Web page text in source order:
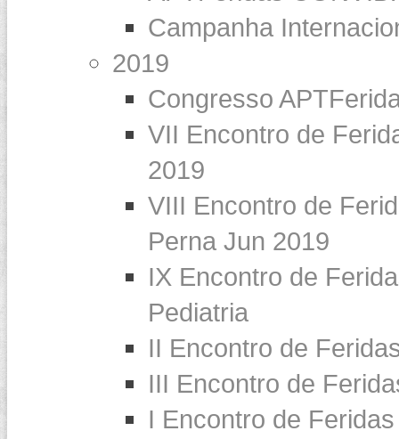
Campanha
2019
Congresso
VII Encontro de
2019
VIII Encontro de
Perna Jun 2019
IX Encontro de
Pediatria
II Encontro de
III Encontro de
I Encontro de